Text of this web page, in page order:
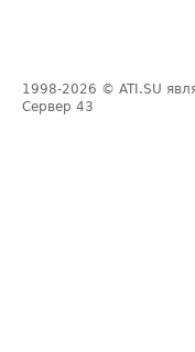
1998-2026 © ATI.SU
Сервер 43